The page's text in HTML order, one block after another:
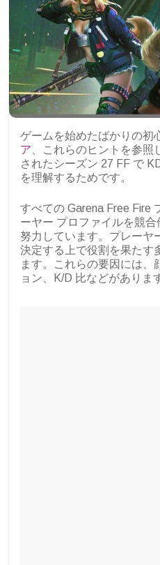
ゲームを始めたばかりの初
ア 、これらのヒントを参
されたシーズン 27 FF で
を理解するためです。
すべての Garena Free Fire
ーヤー プロファイルを競
努力しています。プレーヤ
決定する上で役割を果たす
ます。これらの要因には、
ョン、K/D 比などがありま